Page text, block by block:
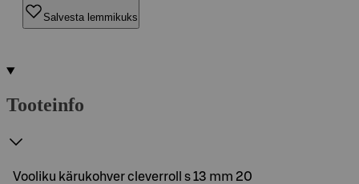
Salvesta lemmikuks
Tooteinfo
Vooliku kärukohver cleverroll s 13 mm 20